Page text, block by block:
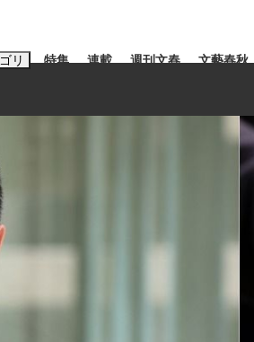
リ 特集 連載 週刊文春 文藝春秋
ワードタグ一覧
輝
亀和田武